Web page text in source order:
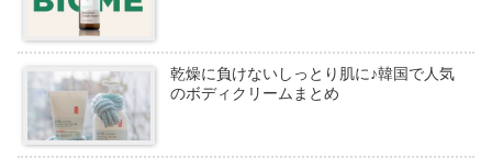
乾燥に負けないしっとり肌に♪韓国で人気
のボディクリームまとめ